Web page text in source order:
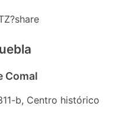
Comal
b, Centro histórico